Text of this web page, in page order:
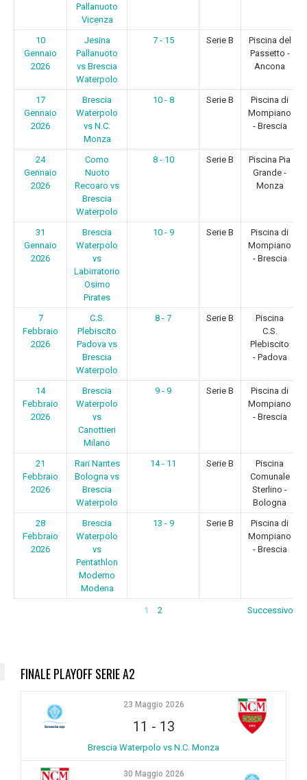
Pallanuoto
Vicenza
10
Gennaio
2026
Jesina
Pallanuoto
vs Brescia
Waterpolo
7 - 15 Serie B
Piscina del
Passetto -
Ancona
17
Gennaio
2026
Brescia
Waterpolo
vs N.C.
Monza
10 - 8 Serie B
Piscina di
Mompiano
- Brescia
24
Gennaio
2026
Como
Nuoto
Recoaro vs
Brescia
Waterpolo
8 - 10 Serie B
Piscina Pia
Grande -
Monza
31
Gennaio
2026
Brescia
Waterpolo
vs
Labirratorio
Osimo
Pirates
10 - 9 Serie B
Piscina di
Mompiano
- Brescia
7
Febbraio
2026
C.S.
Plebiscito
Padova vs
Brescia
Waterpolo
8 - 7 Serie B
Piscina
C.S.
Plebiscito
- Padova
14
Febbraio
2026
Brescia
Waterpolo
vs
Canottieri
Milano
9 - 9 Serie B
Piscina di
Mompiano
- Brescia
21
Febbraio
2026
Rari Nantes
Bologna vs
Brescia
Waterpolo
14 - 11 Serie B
Piscina
Comunale
Sterlino -
Bologna
28
Febbraio
2026
Brescia
Waterpolo
vs
Pentathlon
Moderno
Modena
13 - 9 Serie B
Piscina di
Mompiano
- Brescia
1 2 Successivo
FINALE PLAYOFF SERIE A2
23 Maggio 2026
11 - 13
Brescia Waterpolo vs N.C. Monza
30 Maggio 2026